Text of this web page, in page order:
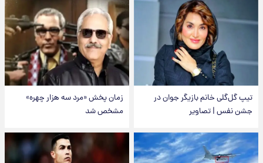
تیپ گل‌گلی خانم بازیگر جوان در
جشن نفس | تصاویر
زمان پخش «مرد سه هزار چهره»
مشخص شد